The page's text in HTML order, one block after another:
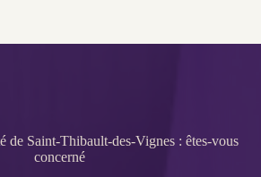
de Saint-Thibault-des-Vignes : êtes-vous
concerné